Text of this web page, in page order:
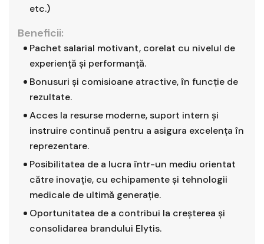
etc.)
Beneficii:
Pachet salarial motivant, corelat cu nivelul de
experiență și performanță.
Bonusuri și comisioane atractive, în funcție de
rezultate.
Acces la resurse moderne, suport intern și
instruire continuă pentru a asigura excelența în
reprezentare.
Posibilitatea de a lucra într-un mediu orientat
către inovație, cu echipamente și tehnologii
medicale de ultimă generație.
Oportunitatea de a contribui la creșterea și
consolidarea brandului Elytis.